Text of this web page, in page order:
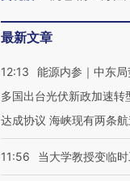
最新文章
12:13
能源内参｜中东
多国出台光伏新政加速转
达成协议 海峡现有两条
11:56 当大学教授变临